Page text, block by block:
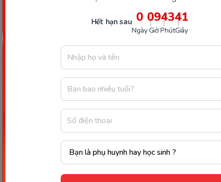
Hết hạn sau 0
Ngày
09
Giờ
43
Phút
39
Giây
=> (68 x 10)+(168 x 10)/2= 680 + 340=1020.
Ngoài ra vẫn còn các mẹo tính nhanh khác mà phụ
huynh có thể dễ dàng tìm thấy trên các trang tài
liệu uy tín. Nhưng hãy nhớ có sự chọn lọc phù hợp
để hướng dẫn cho trẻ thật đúng đắn nhé.
Trên đây là những điều thú vị vềcách học Toán
của người Nhật
mang lại ngoài ra còn có những
phương pháp tính nhẩm nhanh chóng. Ba mẹ đã
đọc đến đây rồi thì hãy mau lưu về để còn dạy cho
các bé nhà nhé.